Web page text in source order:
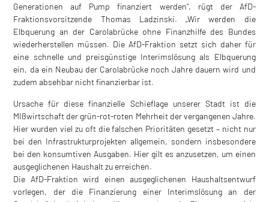
Generationen auf Pump finanziert werden“, rügt der AfD-
Fraktionsvorsitzende Thomas Ladzinski. „Wir werden die
Elbquerung an der Carolabrücke ohne Finanzhilfe des Bundes
wiederherstellen müssen. Die AfD-Fraktion setzt sich daher für
eine schnelle und preisgünstige Interimslösung als Elbquerung
ein, da ein Neubau der Carolabrücke noch Jahre dauern wird und
zudem absehbar nicht finanzierbar ist.
Ursache für diese finanzielle Schieflage unserer Stadt ist die
MIßwirtschaft der grün-rot-roten Mehrheit der vergangenen Jahre.
Hier wurden viel zu oft die falschen Prioritäten gesetzt – nicht nur
bei den Infrastrukturprojekten allgemein, sondern insbesondere
bei den konsumtiven Ausgaben. Hier gilt es anzusetzen, um einen
ausgeglichenen Haushalt zu erreichen.
Die AfD-Fraktion wird einen ausgeglichenen Haushaltsentwurf
vorlegen, der die Finanzierung einer Interimslösung an der